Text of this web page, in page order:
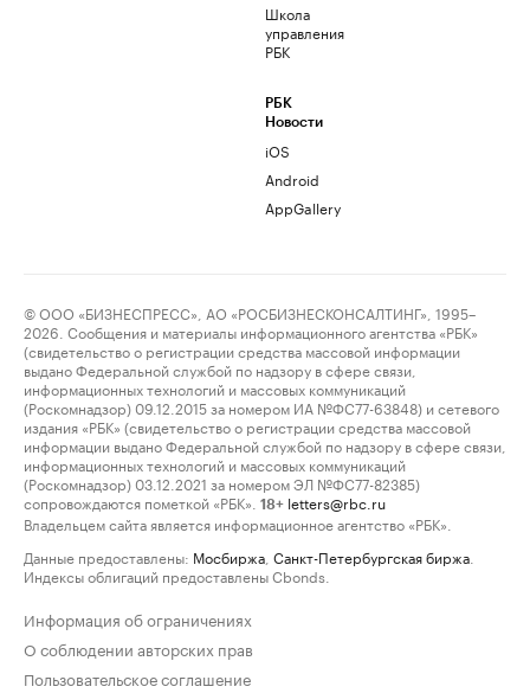
Школа
управления
РБК
РБК
Новости
iOS
Android
AppGallery
© ООО «БИЗНЕСПРЕСС», АО «РОСБИЗНЕСКОНСАЛТИНГ», 1995–
2026. Сообщения и материалы информационного агентства «РБК»
(свидетельство о регистрации средства массовой информации
выдано Федеральной службой по надзору в сфере связи,
информационных технологий и массовых коммуникаций
(Роскомнадзор) 09.12.2015 за номером ИА №ФС77-63848) и сетевого
издания «РБК» (свидетельство о регистрации средства массовой
информации выдано Федеральной службой по надзору в сфере связи,
информационных технологий и массовых коммуникаций
(Роскомнадзор) 03.12.2021 за номером ЭЛ №ФС77-82385)
сопровождаются пометкой «РБК».
18+ letters@rbc.ru
Владельцем сайта является информационное агентство «РБК».
Данные предоставлены: Мосбиржа Санкт-Петербургская биржа
Индексы облигаций предоставлены Cbonds.
Информация об ограничениях
О соблюдении авторских прав
Пользовательское соглашение